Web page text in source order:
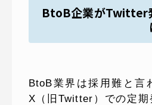
BtoB企業がTwitter
BtoB業界は採用難と言
X（旧Twitter）での定期